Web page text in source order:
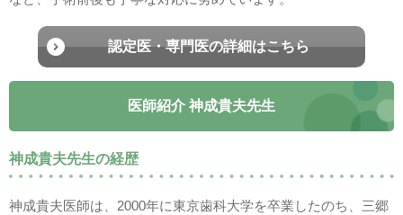
認定医・専門医の詳細はこちら
医師紹介 神成貴夫先生
神成貴夫先生の経歴
神成貴夫医師は、2000年に東京歯科大学を卒業したのち、三郷